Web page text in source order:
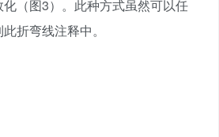
（图3）。此种方式虽然可以任
折弯线注释中。